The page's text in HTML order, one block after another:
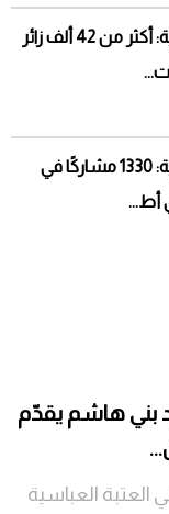
قسم الشؤون الفكرية: أكثر من 42 ألف زائر
قسم الشؤون الفكرية: 1330 مشاركًا في
أط...
بني هاشم يقدّم
العتبة العباسية